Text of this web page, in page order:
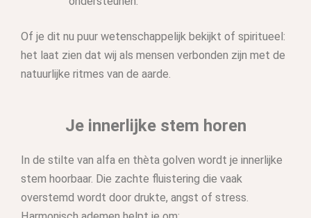
Of je dit nu puur wetenschappelijk bekijkt of spiritueel:
het laat zien dat wij als mensen verbonden zijn met de
natuurlijke ritmes van de aarde.
Je innerlijke stem horen
In de stilte van alfa en thèta golven wordt je innerlijke
stem hoorbaar. Die zachte fluistering die vaak
overstemd wordt door drukte, angst of stress.